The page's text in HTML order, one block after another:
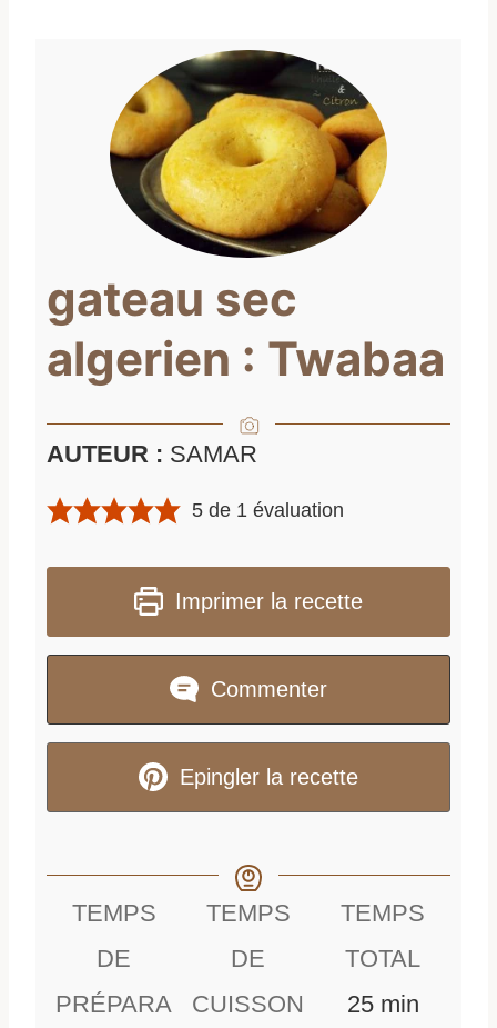
gateau sec
algerien : Twabaa
AUTEUR : SAMAR
5 de 1 évaluation
Imprimer la recette
Commenter
Epingler la recette
TEMPS
DE
PRÉPARA
TEMPS
DE
CUISSON
TEMPS
TOTAL
25mmin